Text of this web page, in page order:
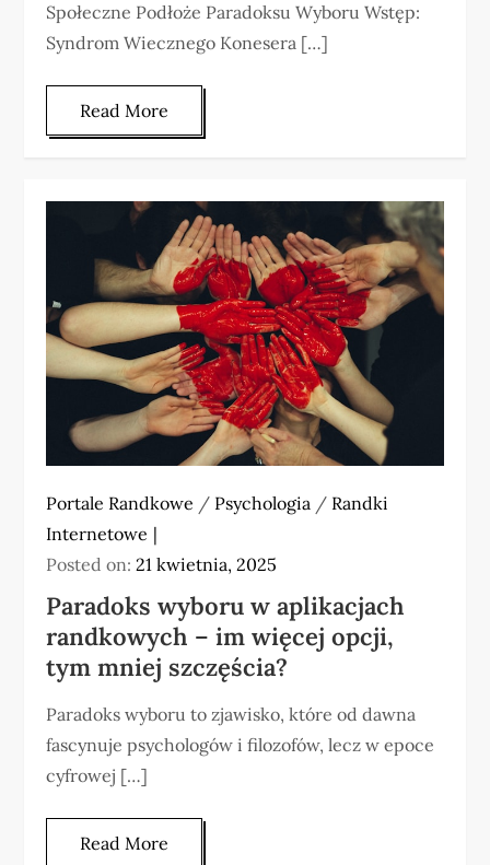
Społeczne Podłoże Paradoksu Wyboru Wstęp:
Syndrom Wiecznego Konesera […]
Read More
Portale Randkowe / Psychologia / Randki
Internetowe
Posted on:21 kwietnia, 2025
Paradoks wyboru w aplikacjach
randkowych – im więcej opcji,
tym mniej szczęścia?
Paradoks wyboru to zjawisko, które od dawna
fascynuje psychologów i filozofów, lecz w epoce
cyfrowej […]
Read More